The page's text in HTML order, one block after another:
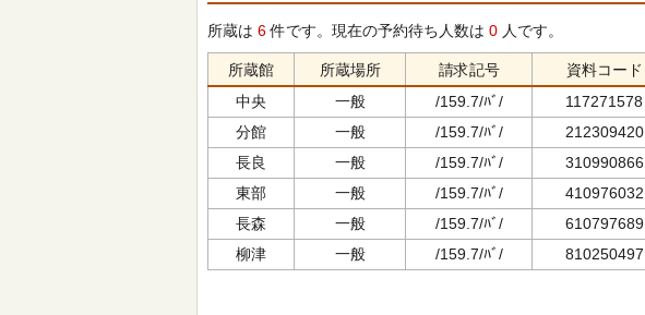
所蔵は 6件です。現在の予約待ち人数は 0 人です。
所蔵館 所蔵場所 請求記号 資料コード
中央
一般 /159.7/ﾊﾞ/ 117271578
分館
一般 /159.7/ﾊﾞ/ 212309420
長良
一般 /159.7/ﾊﾞ/ 310990866
東部
一般 /159.7/ﾊﾞ/ 410976032
長森
一般 /159.7/ﾊﾞ/ 610797689
柳津
一般 /159.7/ﾊﾞ/ 810250497